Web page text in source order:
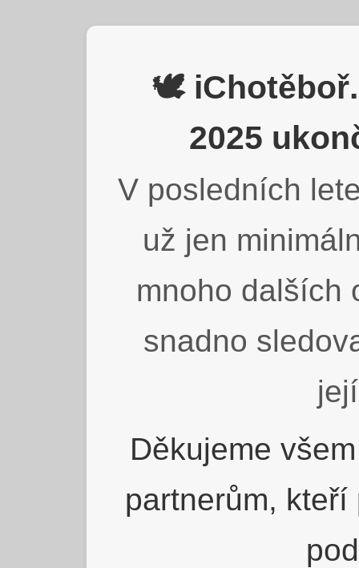
🕊️
2025
V posledních
už jen
mnoho dalších
snadno
Děkujeme
partnerům,